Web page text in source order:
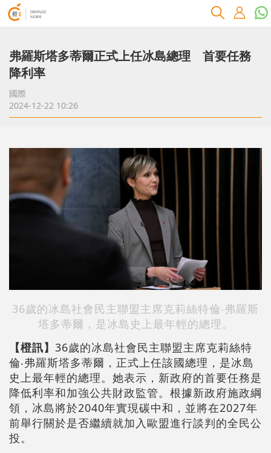
弗羅斯塔多蒂爾正式上任冰島總理 首要任務
降利率
國際
2024-12-22 10:26
36歲的冰島社會民主聯盟主席克莉絲特倫‧弗羅斯
塔多蒂爾，是冰島史上最年輕的總理。
【橙訊】 36歲的冰島社會民主聯盟主席克莉絲特
倫‧弗羅斯塔多蒂爾，正式上任該國總理，是冰島
史上最年輕的總理。她表示，新政府的首要任務是
降低利率和加強公共財政監管。根據新政府施政綱
領，冰島將於2040年實現碳中和，並將在2027年
前舉行關於是否繼續就加入歐盟進行談判的全民公
投。